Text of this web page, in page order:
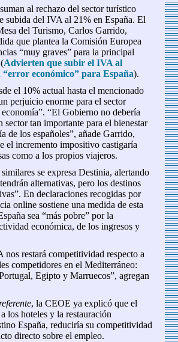
al rechazo del sector turístico
subida del IVA al 21% en España. El
del Turismo, Carlos Garrido,
que plantea la Comisión Europea
“muy graves” para la principal
Advierten que subir el IVA al
económico” para España).
el 10% actual hasta el mencionado
perjuicio enorme para el sector
“El Gobierno no debería
sector tan importante para el bienestar
de los españoles”, añade Garrido,
el incremento impositivo castigaría
como a los propios viajeros.
se expresa Destinia, alertando
alternativas, pero los destinos
En declaraciones recogidas por
online sostiene una medida de esta
sea “más pobre” por la
económica, de los ingresos y
nos restará competitividad respecto a
competidores en el Mediterráneo:
Egipto y Marruecos”, agregan
, la CEOE ya explicó que el
los hoteles y la restauración
España, reduciría su competitividad
directo sobre el empleo.